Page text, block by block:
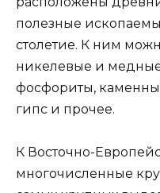
полезные
столетие. К ним
никелевые и медные
фосфориты,
гипс и прочее.
К Восточно-
многочисленные